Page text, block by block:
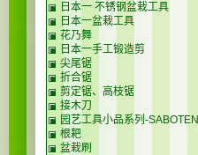
日本一 不锈钢盆栽工具
日本一盆栽工具
花乃舞
日本一手工锻造剪
尖尾锯
折合锯
剪定锯、高枝锯
接木刀
园艺工具小品系列-SABOTEN
根耙
盆栽刷